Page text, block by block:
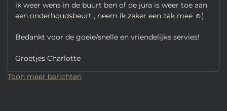
ik weer wens in de buurt ben of de jura is weer toe aan
een onderhoudsbeurt , neem ik zeker een zak mee ☺️)
Bedankt voor de goeie/snelle en vriendelijke servies!
Groetjes Charlotte
Toon meer berichten